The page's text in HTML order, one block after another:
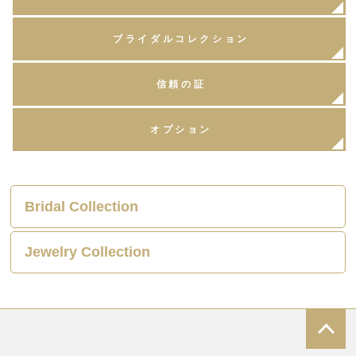
ブライダルコレクション
信頼の証
オプション
Bridal Collection
Jewelry Collection